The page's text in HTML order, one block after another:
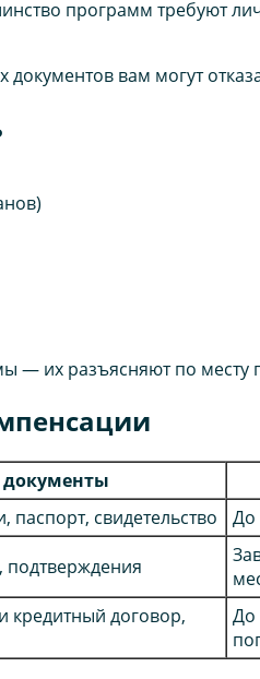
программ требуют
вам могут
их разъясняют по месту
паспорт, свидетельство До
кредитный договор,
До